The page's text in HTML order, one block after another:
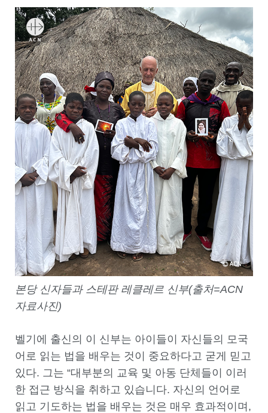
본당 신자들과 스테판 레클레르 신부(출처=ACN
자료사진)
벨기에 출신의 이 신부는 아이들이 자신들의 모국
어로 읽는 법을 배우는 것이 중요하다고 굳게 믿고
있다. 그는 “대부분의 교육 및 아동 단체들이 이러
한 접근 방식을 취하고 있습니다. 자신의 언어로
읽고 기도하는 법을 배우는 것은 매우 효과적이며,